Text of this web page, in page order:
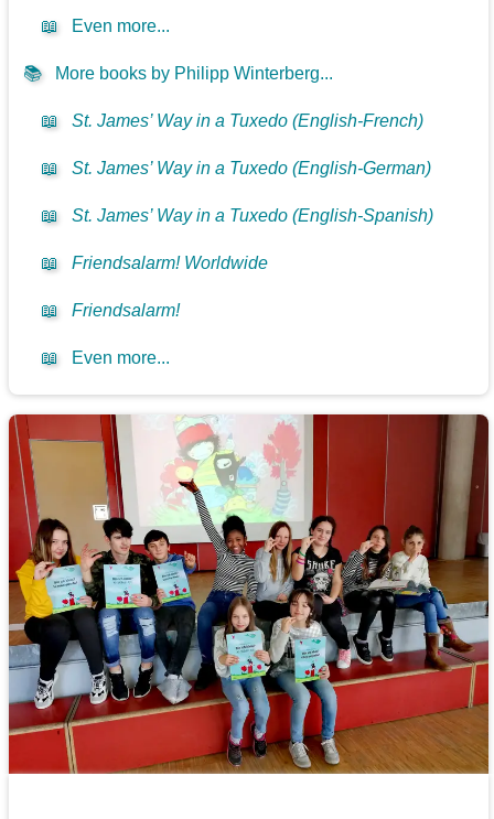
📖 Even more...
📚 More books by Philipp Winterberg...
📖 St. James’ Way in a Tuxedo (English-French)
📖 St. James’ Way in a Tuxedo (English-German)
📖 St. James’ Way in a Tuxedo (English-Spanish)
📖 Friendsalarm! Worldwide
📖 Friendsalarm!
📖 Even more...